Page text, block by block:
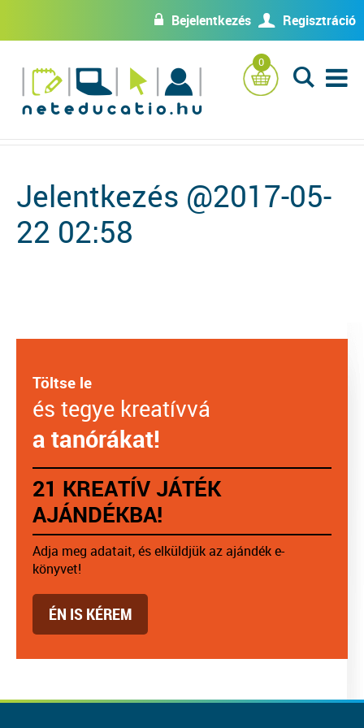
w Bejelentkezés U Regisztráció
0
L
Jelentkezés @2017-05-
22 02:58
Töltse le
és tegye kreatívvá
a tanórákat!
21 KREATÍV JÁTÉK
AJÁNDÉKBA!
Adja meg adatait, és elküldjük az ajándék e-
könyvet!
ÉN IS KÉREM